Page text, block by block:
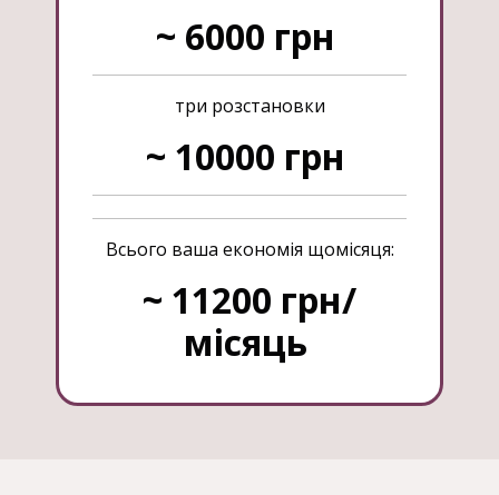
~ 6000 грн
три розстановки
~ 10000 грн
Всього ваша економія щомісяця:
~ 11200 грн/
місяць